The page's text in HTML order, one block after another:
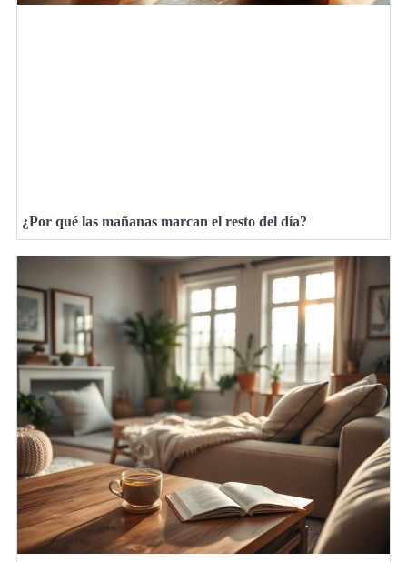
¿Por qué las mañanas marcan el resto del día?